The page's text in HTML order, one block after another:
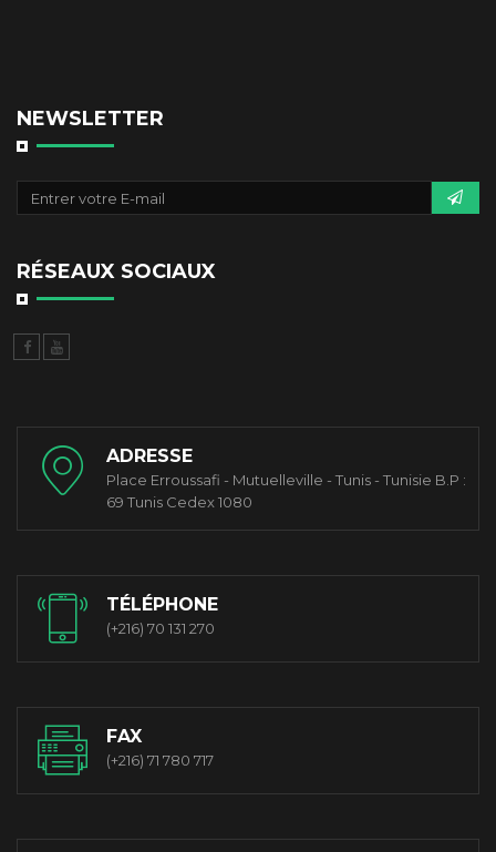
NEWSLETTER
RÉSEAUX SOCIAUX
ADRESSE
Place Erroussafi - Mutuelleville - Tunis - Tunisie B.P :
69 Tunis Cedex 1080
TÉLÉPHONE
(+216) 70 131 270
FAX
(+216) 71 780 717